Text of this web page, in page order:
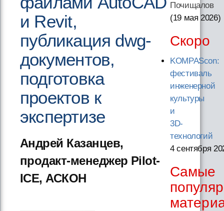
и Revit,
публикация dwg-
документов,
подготовка
проектов к
экспертизе
Андрей Казанцев,
продакт-менеджер Pilot-
ICE, АСКОН
Почищалов
(19 мая 2026)
Скоро
KOMPAScon:
фестиваль
инженерной
культуры
и
3D-
технологий
4 сентября
Самые